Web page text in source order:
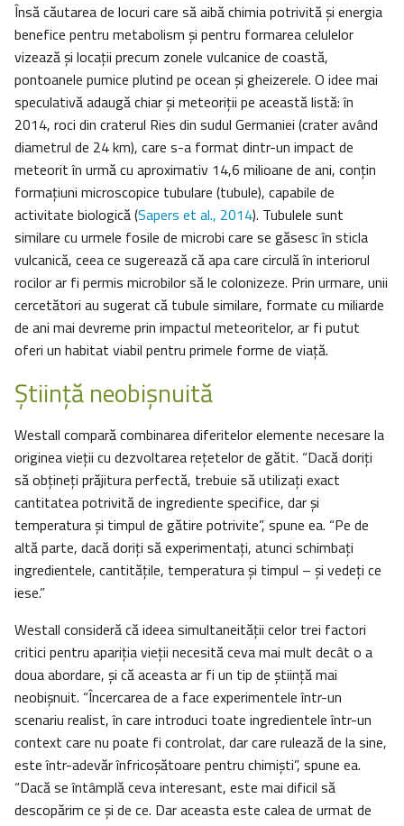
Însă căutarea de locuri care să aibă chimia potrivită și energia
benefice pentru metabolism și pentru formarea celulelor
vizează şi locații precum zonele vulcanice de coastă,
pontoanele pumice plutind pe ocean și gheizerele. O idee mai
speculativă adaugă chiar şi meteoriții pe această listă: în
2014, roci din craterul Ries din sudul Germaniei (crater având
diametrul de 24 km), care s-a format dintr-un impact de
meteorit în urmă cu aproximativ 14,6 milioane de ani, conțin
formațiuni microscopice tubulare (tubule), capabile de
activitate biologică (Sapers et al., 2014). Tubulele sunt
similare cu urmele fosile de microbi care se găsesc în sticla
vulcanică, ceea ce sugerează că apa care circulă în interiorul
rocilor ar fi permis microbilor să le colonizeze. Prin urmare, unii
cercetători au sugerat că tubule similare, formate cu miliarde
de ani mai devreme prin impactul meteoritelor, ar fi putut
oferi un habitat viabil pentru primele forme de viață.
Ştiinţă neobişnuită
Westall compară combinarea diferitelor elemente necesare la
originea vieții cu dezvoltarea rețetelor de gătit. “Dacă doriți
să obțineți prăjitura perfectă, trebuie să utilizați exact
cantitatea potrivită de ingrediente specifice, dar și
temperatura și timpul de gătire potrivite”, spune ea. “Pe de
altă parte, dacă doriți să experimentați, atunci schimbați
ingredientele, cantitățile, temperatura și timpul – și vedeți ce
iese.”
Westall consideră că ideea simultaneităţii celor trei factori
critici pentru apariţia vieții necesită ceva mai mult decât o a
doua abordare, și că aceasta ar fi un tip de știință mai
neobișnuit. “Încercarea de a face experimentele într-un
scenariu realist, în care introduci toate ingredientele într-un
context care nu poate fi controlat, dar care rulează de la sine,
este într-adevăr înfricoșătoare pentru chimiști”, spune ea.
“Dacă se întâmplă ceva interesant, este mai dificil să
descopărim ce și de ce. Dar aceasta este calea de urmat de